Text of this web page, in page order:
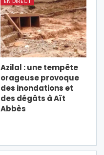
Azilal : une tempête
orageuse provoque
des inondations et
des dégâts à Aït
Abbès